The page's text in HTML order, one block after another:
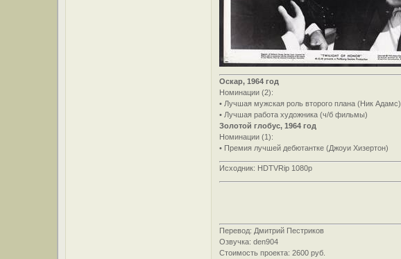
Оскар, 1964 год
Номинации (2):
• Лучшая мужская роль второго плана (Ник Адамс)
• Лучшая работа художника (ч/б фильмы)
Золотой глобус, 1964 год
Номинации (1):
• Премия лучшей дебютантке (Джоуи Хизертон)
Исходник: HDTVRip 1080p
Перевод: Дмитрий Пестриков
Озвучка: den904
Стоимость проекта: 2600 руб.